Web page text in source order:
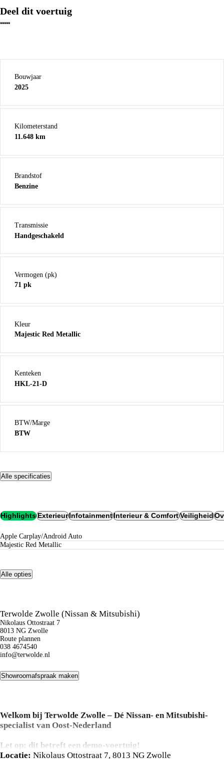
Deel dit voertuig
Bouwjaar
2025
Kilometerstand
11.648 km
Brandstof
Benzine
Transmissie
Handgeschakeld
Vermogen (pk)
71 pk
Kleur
Majestic Red Metallic
Kenteken
HKL-21-D
BTW/Marge
BTW
Alle specificaties
HighlightsExterieurInfotainmentInterieur & ComfortVeiligheid
Apple Carplay/Android Auto
Majestic Red Metallic
Alle opties
Terwolde Zwolle (Nissan & Mitsubishi)
Nikolaus Ottostraat 7
8013 NG Zwolle
Route plannen
038 4674540
info@terwolde.nl
Showroomafspraak maken
Welkom bij Terwolde Zwolle – Dé Nissan- en Mitsubishi-
specialist van Oost-Nederland
Let op: dit betreft een demo-voertuig!
Deze auto wordt gebruikt als demonstratievoertuig. De actuele
Locatie: Nikolaus Ottostraat 7, 8013 NG Zwolle